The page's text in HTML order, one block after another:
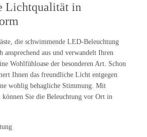
Lichtqualität in
die schwimmende LED-Beleuchtung
ansprechend aus und verwandelt Ihren
Wohlfühloase der besonderen Art. Schon
Ihnen das freundliche Licht entgegen
wohlig behagliche Stimmung. Mit
Sie die Beleuchtung vor Ort in